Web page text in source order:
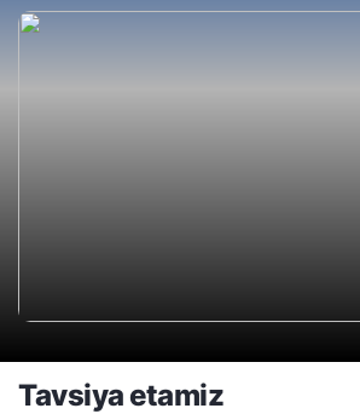
Tavsiya etamiz